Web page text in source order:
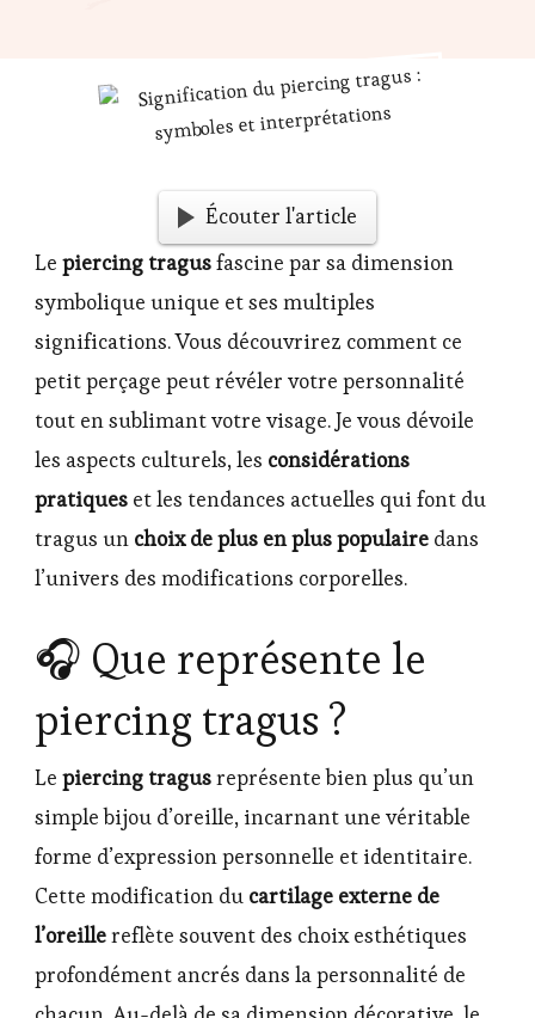
Écouter l'article
Le piercing tragusfascine par sa dimension
symbolique unique et ses multiples
significations. Vous découvrirez comment ce
petit perçage peut révéler votre personnalité
tout en sublimant votre visage. Je vous dévoile
les aspects culturels, les considérations
pratiques et les tendances actuelles qui font du
tragus un choix de plus en plus populaire dans
l’univers des modifications corporelles.
🎧 Que représente le
piercing tragus ?
Le piercing tragusreprésente bien plus qu’un
simple bijou d’oreille, incarnant une véritable
forme d’expression personnelle et identitaire.
Cette modification du cartilage externe de
l’oreillereflète souvent des choix esthétiques
profondément ancrés dans la personnalité de